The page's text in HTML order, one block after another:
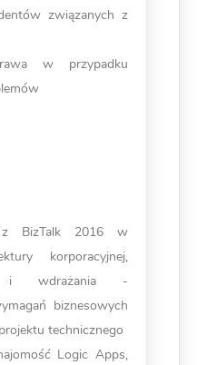
związanych z
w przypadku
z BizTalk 2016 w
korporacyjnej,
i wdrażania -
biznesowych
technicznego
Logic Apps,